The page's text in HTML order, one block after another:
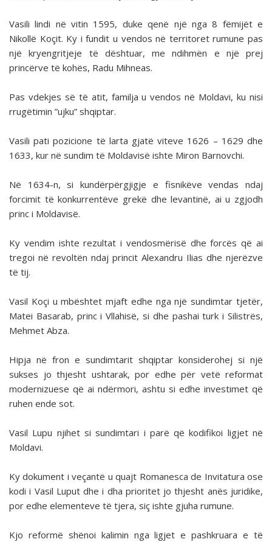
Vasili lindi në vitin 1595, duke qenë një nga 8 fëmijët e
Nikollë Koçit. Ky i fundit u vendos në territoret rumune pas
një kryengritjeje të dështuar, me ndihmën e një prej
princërve të kohës, Radu Mihneas.
Pas vdekjes së të atit, familja u vendos në Moldavi, ku nisi
rrugëtimin ”ujku” shqiptar.
Vasili pati pozicione të larta gjatë viteve 1626 – 1629 dhe
1633, kur në sundim të Moldavisë ishte Miron Barnovchi.
Në 1634-n, si kundërpërgjigje e fisnikëve vendas ndaj
forcimit të konkurrentëve grekë dhe levantinë, ai u zgjodh
princ i Moldavisë.
Ky vendim ishte rezultat i vendosmërisë dhe forcës që ai
tregoi në revoltën ndaj princit Alexandru Ilias dhe njerëzve
të tij.
Vasil Koçi u mbështet mjaft edhe nga një sundimtar tjetër,
Matei Basarab, princ i Vllahisë, si dhe pashai turk i Silistrës,
Mehmet Abza.
Hipja në fron e sundimtarit shqiptar konsiderohej si një
sukses jo thjesht ushtarak, por edhe për vetë reformat
modernizuese që ai ndërmori, ashtu si edhe investimet që
ruhen ende sot.
Vasil Lupu njihet si sundimtari i parë që kodifikoi ligjet në
Moldavi.
Ky dokument i veçantë u quajt Romanesca de Invitatura ose
kodi i Vasil Luput dhe i dha prioritet jo thjesht anës juridike,
por edhe elementeve të tjera, siç ishte gjuha rumune.
Kjo reformë shënoi kalimin nga ligjet e pashkruara e të